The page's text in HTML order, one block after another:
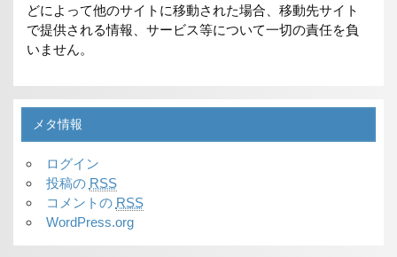
どによって他のサイトに移動された場合、移動先サイト
で提供される情報、サービス等について一切の責任を負
いません。
メタ情報
ログイン
投稿の RSS
コメントの RSS
WordPress.org